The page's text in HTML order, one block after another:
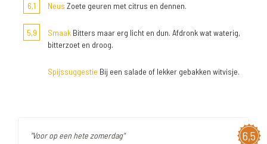
6,1 Neus Zoete geuren met citrus en dennen.
5,9 Smaak Bitters maar erg licht en dun. Afdronk wat waterig,
bitterzoet en droog.
Spijssuggestie Bij een salade of lekker gebakken witvisje.
6,5
"Voor op een hete zomerdag"